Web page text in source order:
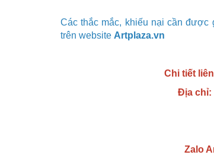
Các thắc mắc, khiếu nại cần được
trên website Artplaza.vn
Chi tiết
Địa chỉ:
Zalo